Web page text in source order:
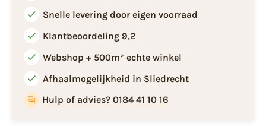
Snelle levering door eigen voorraad
Klantbeoordeling 9,2
Webshop + 500m² echte winkel
Afhaalmogelijkheid in Sliedrecht
Hulp of advies? 0184 41 10 16